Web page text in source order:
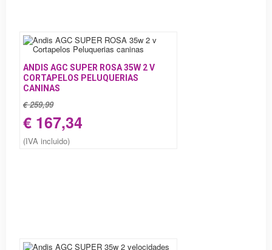
ANDIS AGC SUPER ROSA 35W 2 V
CORTAPELOS PELUQUERIAS
CANINAS
€ 259,99
€ 167,34
(IVA incluido)